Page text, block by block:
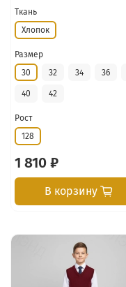
Ткань
Хлопок
Размер
30
32 34 36
40 42
Рост
128
1 810 ₽
В корзину